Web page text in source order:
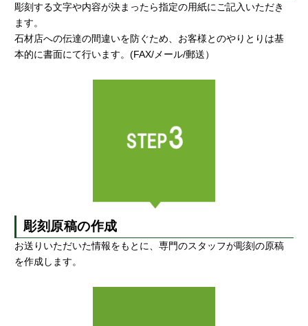
彫刻する文字や内容が決まったら指定の用紙にご記入いただき
ます。
石材店への伝達の間違いを防ぐため、お客様とのやりとりは基
本的に書面にて行います。(FAX/メール/郵送）
彫刻原稿の作成
お送りいただいた情報をもとに、専門のスタッフが彫刻の原稿
を作成します。